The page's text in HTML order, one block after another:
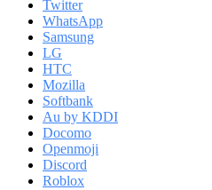
Twitter
WhatsApp
Samsung
LG
HTC
Mozilla
Softbank
Au by KDDI
Docomo
Openmoji
Discord
Roblox